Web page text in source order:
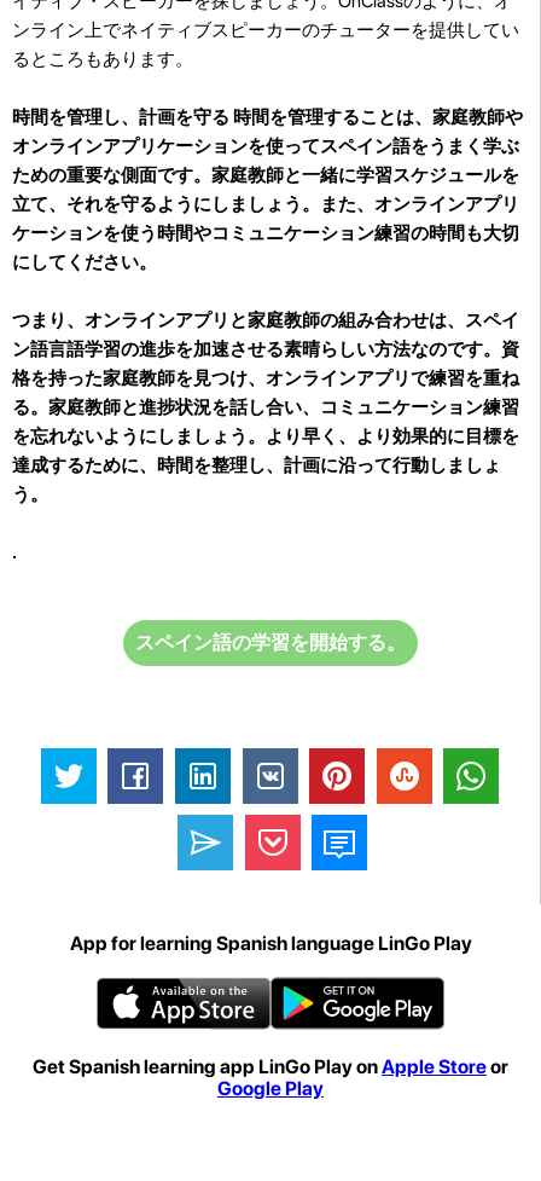
ンライン上でネイティブスピーカーのチューターを提供してい
るところもあります。
時間を管理し、計画を守る 時間を管理することは、家庭教師や
オンラインアプリケーションを使ってスペイン語をうまく学ぶ
ための重要な側面です。家庭教師と一緒に学習スケジュールを
立て、それを守るようにしましょう。また、オンラインアプリ
ケーションを使う時間やコミュニケーション練習の時間も大切
にしてください。
つまり、オンラインアプリと家庭教師の組み合わせは、スペイ
ン語言語学習の進歩を加速させる素晴らしい方法なのです。資
格を持った家庭教師を見つけ、オンラインアプリで練習を重ね
る。家庭教師と進捗状況を話し合い、コミュニケーション練習
を忘れないようにしましょう。より早く、より効果的に目標を
達成するために、時間を整理し、計画に沿って行動しましょ
う。
.
スペイン語の学習を開始する。
App for learning Spanish language LinGo Play
Get Spanish learning app LinGo Play onApple Storeor
Google Play